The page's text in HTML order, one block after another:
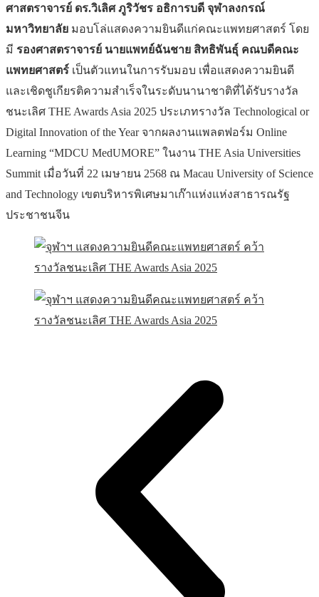
ศาสตราจารย์ ดร.วิเลิศ ภูริวัชร อธิการบดี จุฬาลงกรณ์
มหาวิทยาลัย มอบโล่แสดงความยินดีแก่คณะแพทยศาสตร์ โดย
มี รองศาสตราจารย์ นายแพทย์ฉันชาย สิทธิพันธุ์ คณบดีคณะ
แพทยศาสตร์ เป็นตัวแทนในการรับมอบ เพื่อแสดงความยินดี
และเชิดชูเกียรติความสำเร็จในระดับนานาชาติที่ได้รับรางวัล
ชนะเลิศ THE Awards Asia 2025 ประเภทรางวัล Technological or
Digital Innovation of the Year จากผลงานแพลตฟอร์ม Online
Learning “MDCU MedUMORE” ในงาน THE Asia Universities
Summit เมื่อวันที่ 22 เมษายน 2568 ณ Macau University of Science
and Technology เขตบริหารพิเศษมาเก๊าแห่งแห่งสาธารณรัฐ
ประชาชนจีน